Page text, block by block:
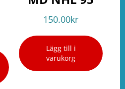
150.00kr
Lägg till i
varukorg